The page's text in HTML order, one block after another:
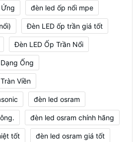
đèn led ốp nổi mpe
Đèn LED ốp trần giá tốt
Đèn LED Ốp Trần Nổi
Ống
Viền
đèn led osram
đèn led osram chính hãng
tốt đèn led osram giá tốt